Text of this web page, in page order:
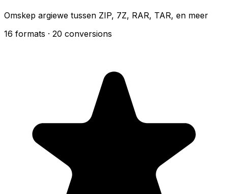
Omskep argiewe tussen ZIP, 7Z, RAR, TAR, en meer
16 formats · 20 conversions